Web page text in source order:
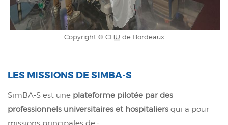
Copyright © CHU de Bordeaux
LES MISSIONS DE SIMBA-S
SimBA-S est une plateforme pilotée par des
professionnels universitaires et hospitaliers qui a pour